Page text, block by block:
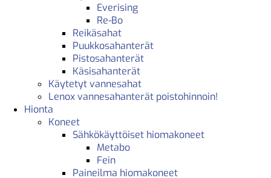
Everising
Re-Bo
Reikäsahat
Puukkosahanterät
Pistosahanterät
Käsisahanterät
Käytetyt vannesahat
Lenox vannesahanterät poistohinnoin!
Hionta
Koneet
Sähkökäyttöiset hiomakoneet
Metabo
Fein
Paineilma hiomakoneet